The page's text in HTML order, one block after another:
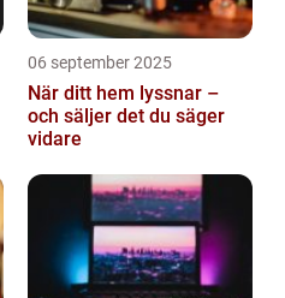
06 september 2025
När ditt hem lyssnar –
och säljer det du säger
vidare